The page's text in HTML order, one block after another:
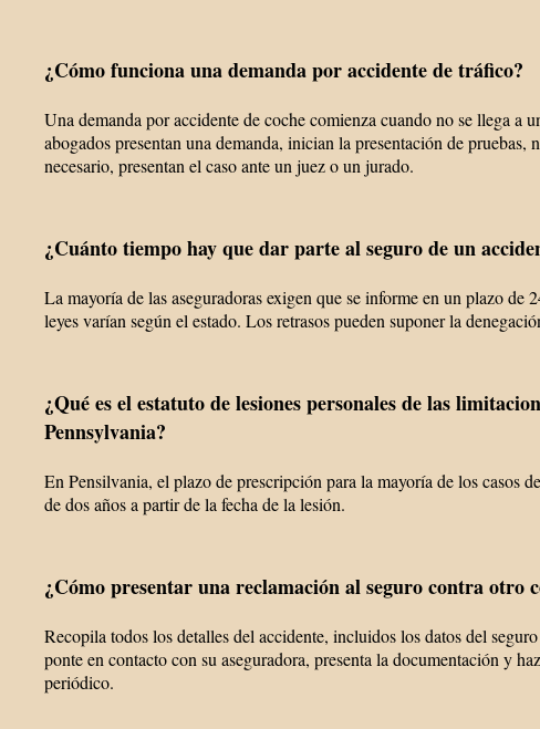
¿Cómo funciona una demanda por accidente de tráfico?
Una demanda por accidente de coche comienza cuando no se llega a
abogados presentan una demanda, inician la presentación de pruebas,
necesario, presentan el caso ante un juez o un jurado.
¿Cuánto tiempo hay que dar parte al seguro de un
La mayoría de las aseguradoras exigen que se informe en un plazo de
leyes varían según el estado. Los retrasos pueden suponer la
¿Qué es el estatuto de lesiones personales de las
Pennsylvania?
En Pensilvania, el plazo de prescripción para la mayoría de los casos
de dos años a partir de la fecha de la lesión.
¿Cómo presentar una reclamación al seguro contra otro
Recopila todos los detalles del accidente, incluidos los datos del
ponte en contacto con su aseguradora, presenta la documentación y
periódico.